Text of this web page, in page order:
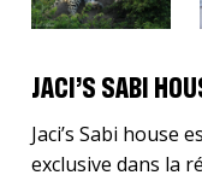
JACI’S SABI
Jaci’s Sabi house
exclusive dans la